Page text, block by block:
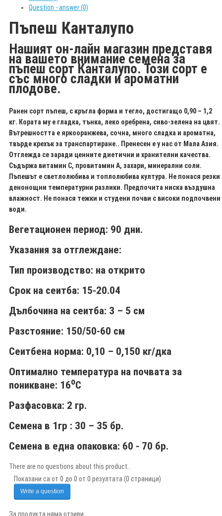
Question - answer (0)
Пъпеш Канталупо
Нашият он-лайн магазин представя
на вашето внимание семена за
пъпеш сорт Канталупо. Този сорт е
със много сладки и ароматни
плодове.
Ранен сорт пъпеш, с кръгла форма и тегло, достигащо 0,90 – 1,2
кг. Кората му е гладка, тънка, леко оребрена, сиво-зелена на цвят.
Вътрешността е яркооранжева, сочна, много сладка и ароматна,
твърде крехък за транспартиране.. Пренесен е у нас от Мала Азия.
Отглежда се заради ценните диетични и хранителни качества.
Съдържа витамин С, провитамин А, захари, минерални соли.
Пъпешът е светлолюбива и топлолюбива култура. Не понася резки
денонощни температурни разлики. Предпочита ниска въздушна
влажност. Не понася тежки и студени почви с високи подпочвени
води.
Вегетационен период: 90 дни.
Указания за отглеждане:
Тип производство: на открито
Срок на сеитба: 15-20.04
Дълбочина на сеитба: 3 – 5 см
Разстояние: 150/50-60 см
Сеитбена норма: 0,10 – 0,150 кг/дка
Оптимално температура на почвата за
поникване: 16оС
Разфасовка: 2 гр.
Семена в 1гр : 30 – 35 бр.
Семена в една опаковка: 60 - 70 бр.
There are no questions about this product..
Показани са от 0 до 0 от 0 резултата (0 страници)
Write a question
За продукта няма отзиви.